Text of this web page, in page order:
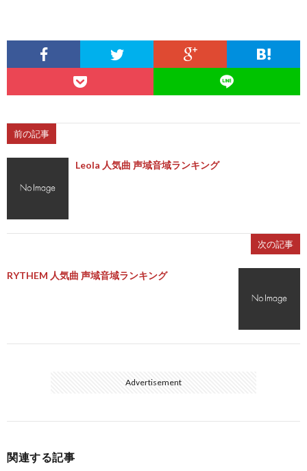
前の記事
Leola 人気曲 声域音域ランキング
次の記事
RYTHEM 人気曲 声域音域ランキング
Advertisement
関連する記事